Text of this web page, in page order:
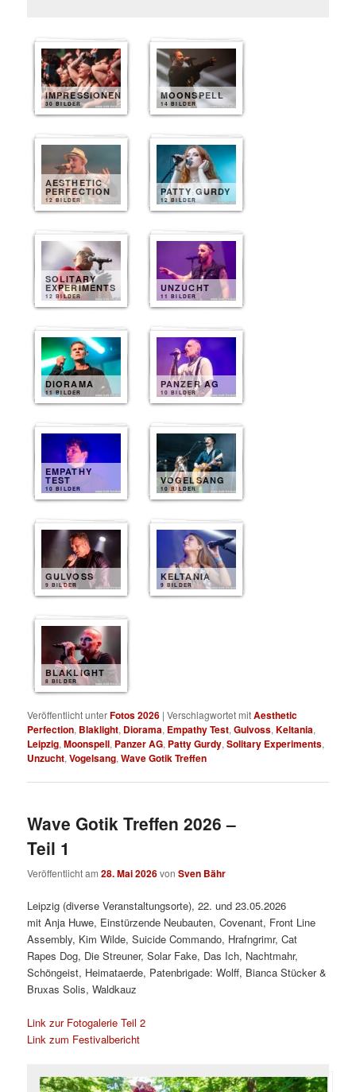
IMPRESSIONEN
30 BILDER
MOONSPELL
14 BILDER
AESTHETIC
PERFECTION
12 BILDER
PATTY GURDY
12 BILDER
SOLITARY
EXPERIMENTS
12 BILDER
UNZUCHT
11 BILDER
DIORAMA
11 BILDER
PANZER AG
10 BILDER
EMPATHY
TEST
10 BILDER
VOGELSANG
10 BILDER
GULVOSS
9 BILDER
KELTANIA
9 BILDER
BLAKLIGHT
8 BILDER
Veröffentlicht unterFotos 2026 |Verschlagwortet mitAesthetic
Perfection, Blaklight, Diorama, Empathy Test,Gulvoss,Keltania,
Leipzig,Moonspell, Panzer AG, Patty Gurdy,Solitary Experiments,
Unzucht,Vogelsang,Wave Gotik Treffen
Wave Gotik Treffen 2026 –
Teil 1
Veröffentlicht am28. Mai 2026vonSven Bähr
Leipzig (diverse Veranstaltungsorte), 22. und 23.05.2026
mit Anja Huwe, Einstürzende Neubauten, Covenant, Front Line
Assembly, Kim Wilde, Suicide Commando, Hrafngrimr, Cat
Rapes Dog, Die Streuner, Solar Fake, Das Ich, Nachtmahr,
Schöngeist, Heimataerde, Patenbrigade: Wolff, Bianca Stücker &
Bruxas Solis, Waldkauz
Link zur Fotogalerie Teil 2
Link zum Festivalbericht